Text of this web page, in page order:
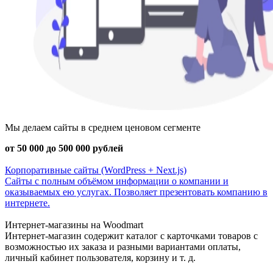
Мы делаем сайты в среднем ценовом сегменте
от 50 000 до 500 000 рублей
Корпоративные сайты (WordPress + Next.js)
Сайты с полным объёмом информации о компании и
оказываемых ею услугах. Позволяет презентовать компанию в
интернете.
Интернет-магазины на Woodmart
Интернет-магазин содержит каталог с карточками товаров с
возможностью их заказа и разными вариантами оплаты,
личный кабинет пользователя, корзину и т. д.